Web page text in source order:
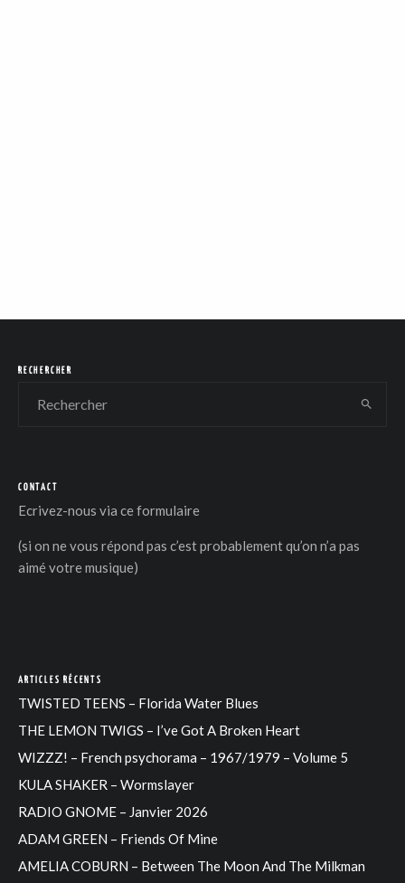
RECHERCHER
CONTACT
Ecrivez-nous via ce formulaire
(si on ne vous répond pas c’est probablement qu’on n’a pas
aimé votre musique)
ARTICLES RÉCENTS
TWISTED TEENS – Florida Water Blues
THE LEMON TWIGS – I’ve Got A Broken Heart
WIZZZ! – French psychorama – 1967/1979 – Volume 5
KULA SHAKER – Wormslayer
RADIO GNOME – Janvier 2026
ADAM GREEN – Friends Of Mine
AMELIA COBURN – Between The Moon And The Milkman